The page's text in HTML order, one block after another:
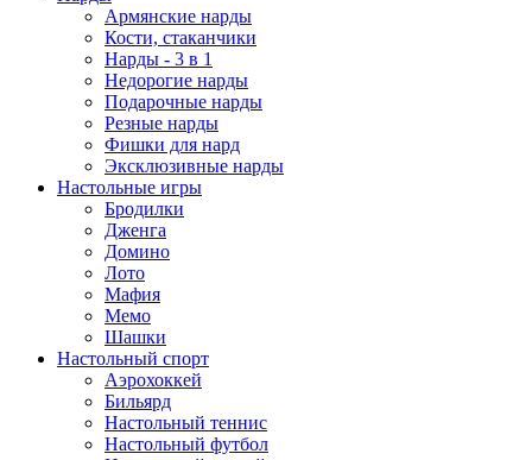
Армянские нарды
Кости, стаканчики
Нарды - 3 в 1
Недорогие нарды
Подарочные нарды
Резные нарды
Фишки для нард
Эксклюзивные нарды
Настольные игры
Бродилки
Дженга
Домино
Лото
Мафия
Мемо
Шашки
Настольный спорт
Аэрохоккей
Бильярд
Настольный теннис
Настольный футбол